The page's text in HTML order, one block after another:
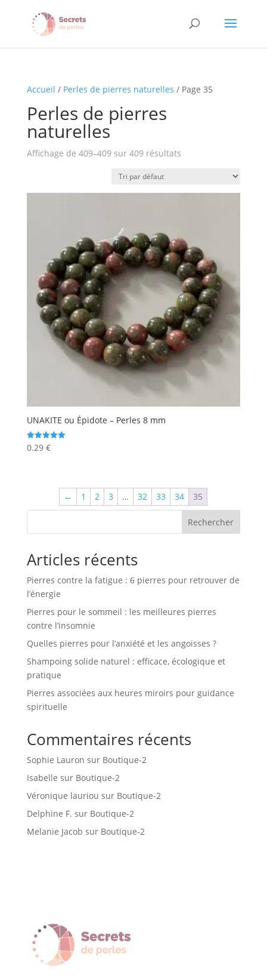
Accueil / Perles de pierres naturelles / Page 35
Perles de pierres
naturelles
Affichage de 409–409 sur 409 résultats
UNAKITE ou Épidote – Perles 8 mm
Note
5.00
0.29 €
← 1 2 3 … 32 33 34 35
Rechercher
Articles récents
Pierres contre la fatigue : 6 pierres pour retrouver de
l’énergie
Pierres pour le sommeil : les meilleures pierres
contre l’insomnie
Quelles pierres pour l’anxiété et les angoisses ?
Shampoing solide naturel : efficace, écologique et
pratique
Pierres associées aux heures miroirs pour guidance
spirituelle
Commentaires récents
Sophie Lauron sur Boutique-2
Isabelle sur Boutique-2
Véronique lauriou sur Boutique-2
Delphine F. sur Boutique-2
Melanie Jacob sur Boutique-2